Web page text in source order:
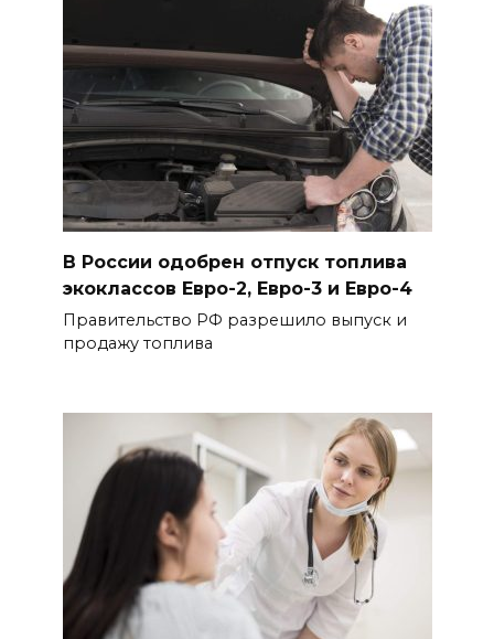
В России одобрен отпуск топлива
экоклассов Евро-2, Евро-3 и Евро-4
Правительство РФ разрешило выпуск и
продажу топлива